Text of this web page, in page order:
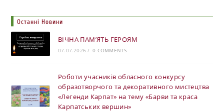
Останні Новини
ВІЧНА ПАМ’ЯТЬ ГЕРОЯМ
07.07.2026 / 0 COMMENTS
Роботи учасників обласного конкурсу
образотворчого та декоративного мистецтва
«Легенди Карпат» на тему «Барви та краса
Карпатських вершин»